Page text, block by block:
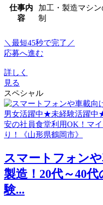
仕事内
容
加工・製造マシ
制
＼最短45秒で完了／
応募へ進む
詳しく
見る
スペシャル
スマートフォン
製造！20代～40
験...